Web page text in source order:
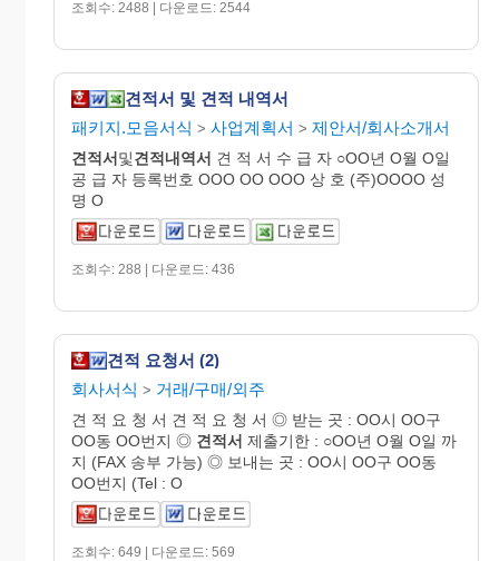
조회수: 2488 | 다운로드: 2544
견적서 및 견적 내역서
패키지.모음서식 > 사업계획서 > 제안서/회사소개서
견적서및견적내역서 견 적 서 수 급 자 ○OO년 O월 O일
공 급 자 등록번호 OOO OO OOO 상 호 (주)OOOO 성
명 O
조회수: 288 | 다운로드: 436
견적 요청서 (2)
회사서식 > 거래/구매/외주
견 적 요 청 서 견 적 요 청 서 ◎ 받는 곳 : OO시 OO구
OO동 OO번지 ◎ 견적서 제출기한 : ○OO년 O월 O일 까
지 (FAX 송부 가능) ◎ 보내는 곳 : OO시 OO구 OO동
OO번지 (Tel : O
조회수: 649 | 다운로드: 569